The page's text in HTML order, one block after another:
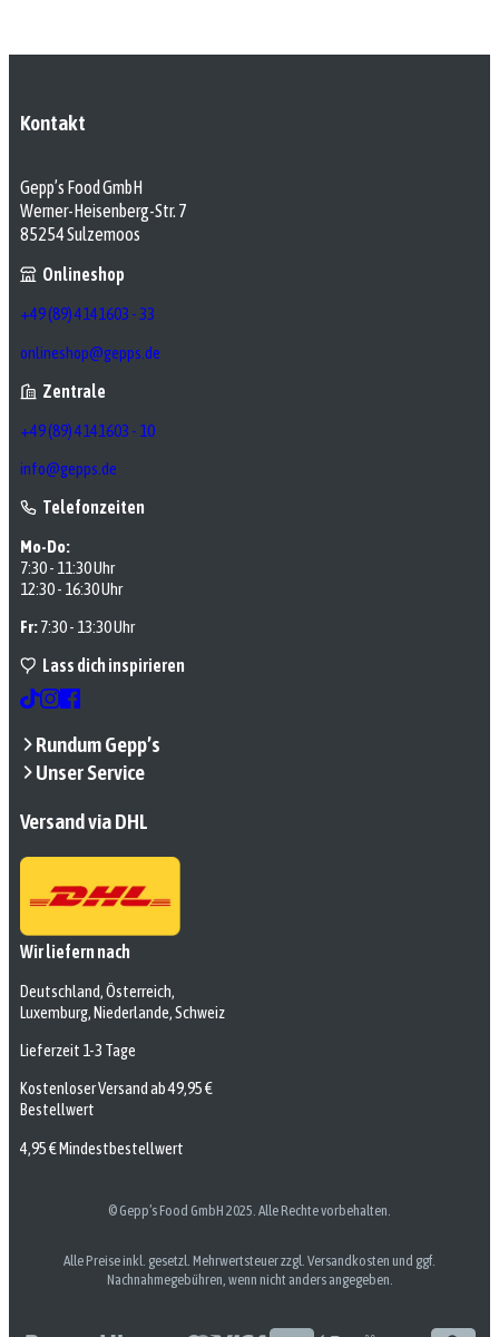
Kontakt
Gepp’s Food GmbH
Werner-Heisenberg-Str. 7
85254 Sulzemoos
Onlineshop
+49 (89) 4141603 - 33
onlineshop@gepps.de
Zentrale
+49 (89) 4141603 - 10
info@gepps.de
Telefonzeiten
Mo-Do:
7:30 - 11:30 Uhr
12:30 - 16:30 Uhr
Fr:7:30 - 13:30 Uhr
Lass dich inspirieren
Rundum Gepp’s
Unser Service
Versand via DHL
Wir liefern nach
Deutschland, Österreich,
Luxemburg, Niederlande, Schweiz
Lieferzeit 1-3 Tage
Kostenloser Versand ab 49,95 €
Bestellwert
4,95 € Mindestbestellwert
© Gepp’s Food GmbH 2025. Alle Rechte vorbehalten.
Alle Preise inkl. gesetzl. Mehrwertsteuer zzgl. Versandkosten und ggf.
Nachnahmegebühren, wenn nicht anders angegeben.